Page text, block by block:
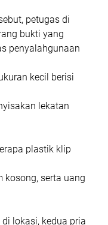
petugas di
bukti yang
penyalahgunaan
kecil berisi
lekatan
plastik klip
kosong, serta uang
lokasi, kedua pria